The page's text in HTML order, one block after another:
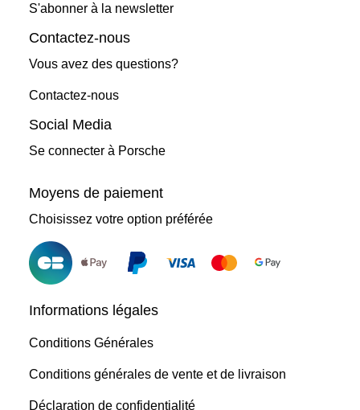
S'abonner à la newsletter
Contactez-nous
Vous avez des questions?
Contactez-nous
Social Media
Se connecter à Porsche
Moyens de paiement
Choisissez votre option préférée
Informations légales
Conditions Générales
Conditions générales de vente et de livraison
Déclaration de confidentialité